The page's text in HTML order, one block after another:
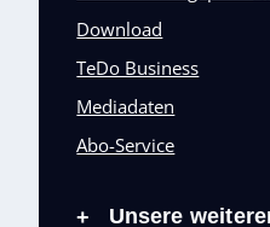
Download
TeDo Business
Mediadaten
Abo-Service
+ Unsere